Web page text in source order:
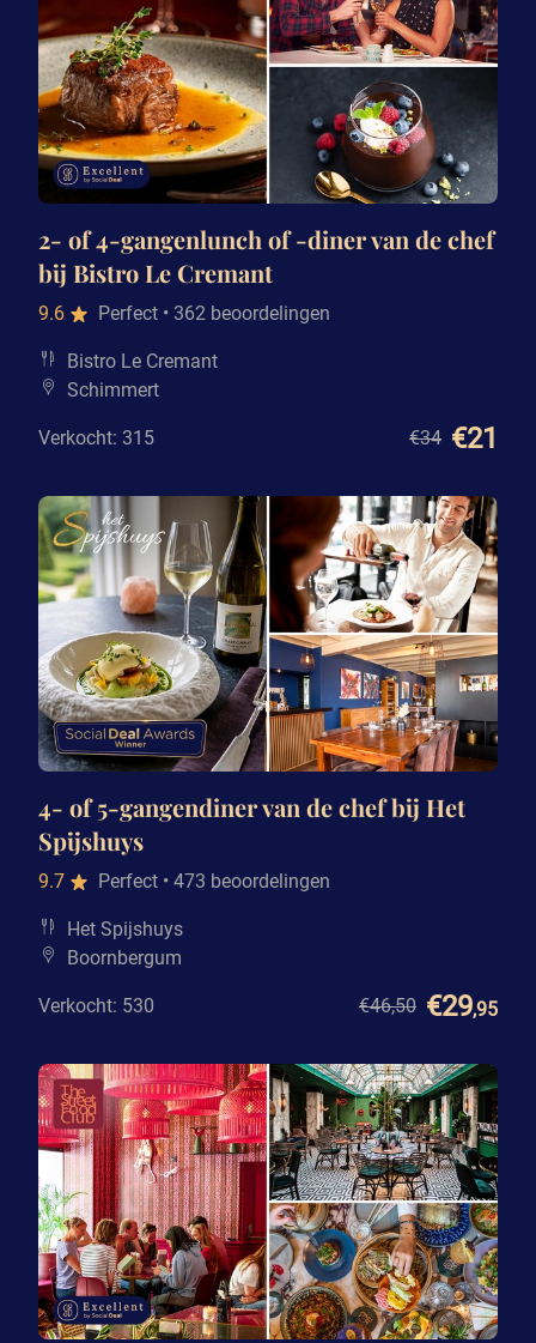
2- of 4-gangenlunch of -diner van de chef
bij Bistro Le Cremant
9.6 Perfect • 362 beoordelingen
Bistro Le Cremant
Schimmert
Verkocht: 315 €34 €21
4- of 5-gangendiner van de chef bij Het
Spijshuys
9.7 Perfect • 473 beoordelingen
Het Spijshuys
Boornbergum
Verkocht: 530 €46,50 €29,95